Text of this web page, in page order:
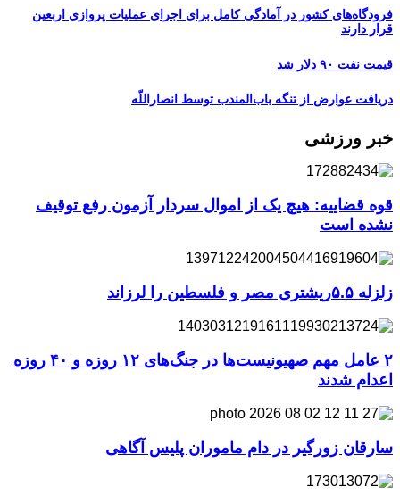
فرودگاه‌های کشور در آمادگی کامل برای اجرای عملیات پروازی اربعین
قرار دارند
قیمت نفت ۹۰ دلار شد
دریافت عوارض از تنگه باب‌المندب توسط انصاراللّه
خبر ورزشی
قوه قضاییه: هیچ یک از اموال سردار آزمون رفع توقیف
نشده است
زلزله ۵.۵ریشتری مصر و فلسطین را لرزاند
۲ عامل مهم صهیونیست‌ها در جنگ‌های ۱۲ روزه و ۴۰ روزه
اعدام شدند
سارقان زورگیر در دام ماموران پلیس آگاهی